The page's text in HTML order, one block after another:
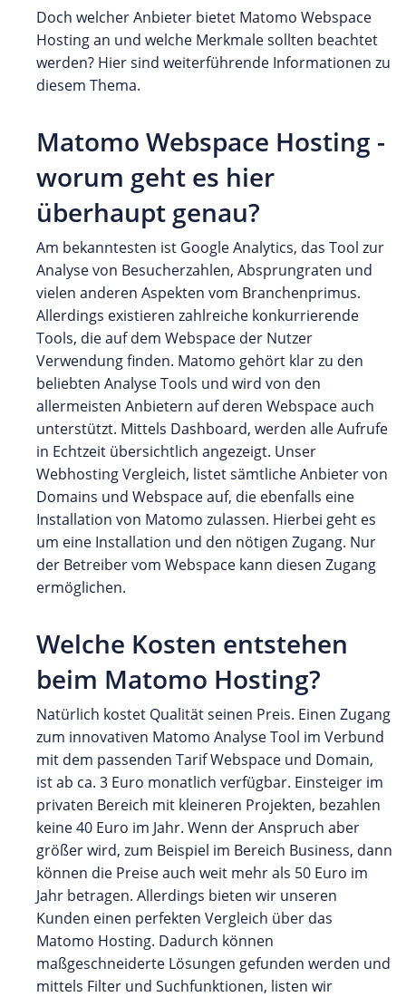
Doch welcher Anbieter bietet Matomo Webspace
Hosting an und welche Merkmale sollten beachtet
werden? Hier sind weiterführende Informationen zu
diesem Thema.
Matomo Webspace Hosting -
worum geht es hier
überhaupt genau?
Am bekanntesten ist Google Analytics, das Tool zur
Analyse von Besucherzahlen, Absprungraten und
vielen anderen Aspekten vom Branchenprimus.
Allerdings existieren zahlreiche konkurrierende
Tools, die auf dem Webspace der Nutzer
Verwendung finden. Matomo gehört klar zu den
beliebten Analyse Tools und wird von den
allermeisten Anbietern auf deren Webspace auch
unterstützt. Mittels Dashboard, werden alle Aufrufe
in Echtzeit übersichtlich angezeigt. Unser
Webhosting Vergleich, listet sämtliche Anbieter von
Domains und Webspace auf, die ebenfalls eine
Installation von Matomo zulassen. Hierbei geht es
um eine Installation und den nötigen Zugang. Nur
der Betreiber vom Webspace kann diesen Zugang
ermöglichen.
Welche Kosten entstehen
beim Matomo Hosting?
Natürlich kostet Qualität seinen Preis. Einen Zugang
zum innovativen Matomo Analyse Tool im Verbund
mit dem passenden Tarif Webspace und Domain,
ist ab ca. 3 Euro monatlich verfügbar. Einsteiger im
privaten Bereich mit kleineren Projekten, bezahlen
keine 40 Euro im Jahr. Wenn der Anspruch aber
größer wird, zum Beispiel im Bereich Business, dann
können die Preise auch weit mehr als 50 Euro im
Jahr betragen. Allerdings bieten wir unseren
Kunden einen perfekten Vergleich über das
Matomo Hosting. Dadurch können
maßgeschneiderte Lösungen gefunden werden und
mittels Filter und Suchfunktionen, listen wir